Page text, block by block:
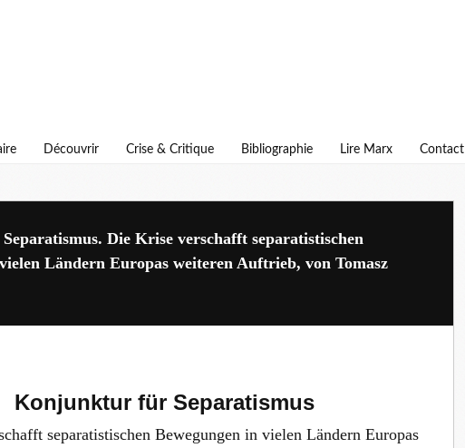
Découvrir Crise & Critique Bibliographie Lire Marx Contact
Die Krise verschafft separatistischen
Ländern Europas weiteren Auftrieb, von Tomasz
Konjunktur für Separatismus
separatistischen Bewegungen in vielen Ländern Europas